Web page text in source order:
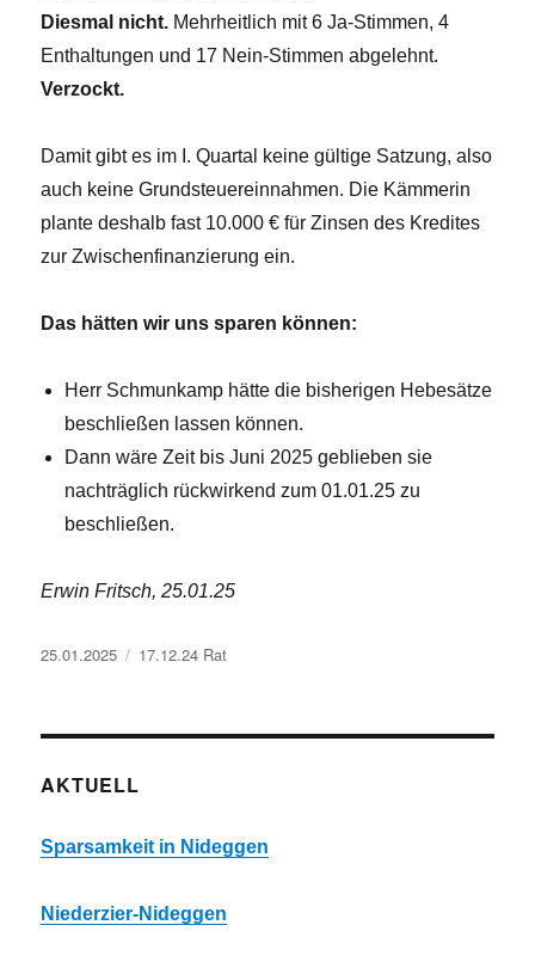
Diesmal nicht. Mehrheitlich mit 6 Ja-Stimmen, 4
Enthaltungen und 17 Nein-Stimmen abgelehnt.
Verzockt.
Damit gibt es im I. Quartal keine gültige Satzung, also
auch keine Grundsteuereinnahmen. Die Kämmerin
plante deshalb fast 10.000 € für Zinsen des Kredites
zur Zwischenfinanzierung ein.
Das hätten wir uns sparen können:
Herr Schmunkamp hätte die bisherigen Hebesätze
beschließen lassen können.
Dann wäre Zeit bis Juni 2025 geblieben sie
nachträglich rückwirkend zum 01.01.25 zu
beschließen.
Erwin Fritsch, 25.01.25
Veröffentlicht
25.01.2025 Kategorien
17.12.24 Rat
AKTUELL
Sparsamkeit in Nideggen
Niederzier-Nideggen